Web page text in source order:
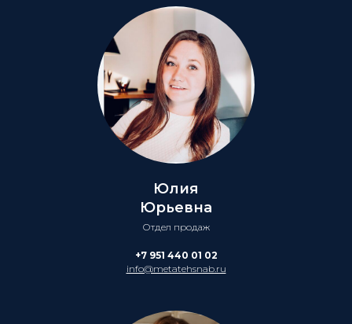
Юлия
Юрьевна
Отдел продаж
+7 951 440 01 02
info@metatehsnab.ru